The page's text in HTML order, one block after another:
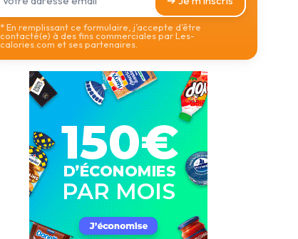
*En remplissant ce formulaire, j’accepte d’être
contacté(e) à des fins commerciales par Les-
calories.com et ses partenaires.